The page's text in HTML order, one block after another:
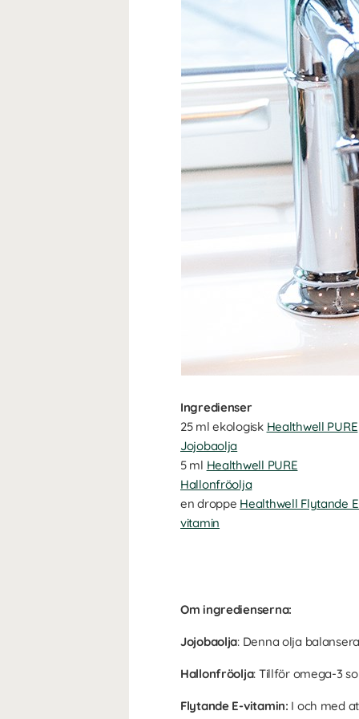
Ingredienser
25 ml ekologisk Healthwell PURE
Jojobaolja
5 ml Healthwell PURE
Hallonfröolja
en droppe Healthwell Flytande
vitamin
Om ingredienserna:
Jojobaolja: Denna olja
Hallonfröolja: Tillför omega-3
Flytande E-vitamin: I och med